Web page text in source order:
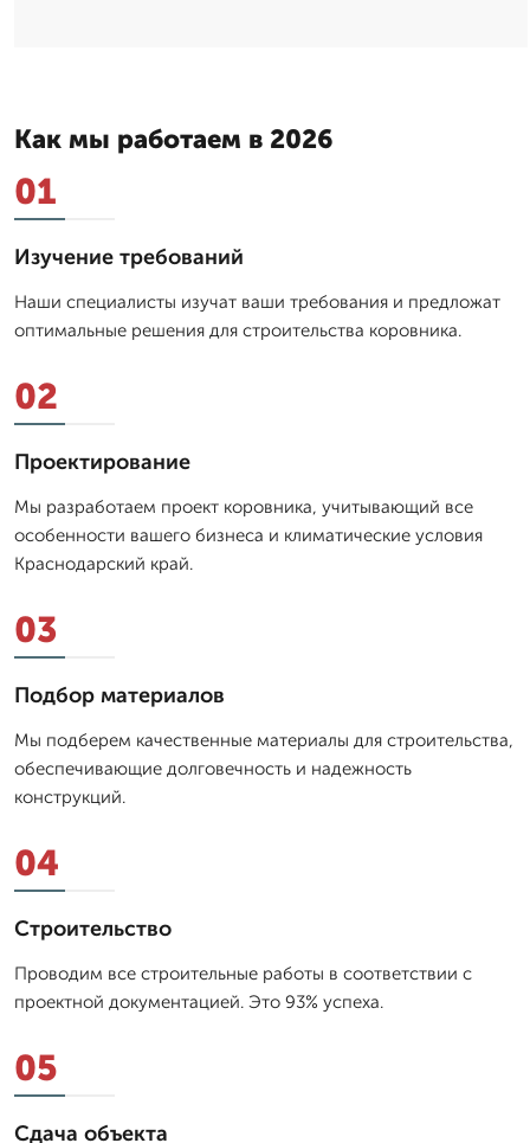
Как мы работаем в 2026
01
Изучение требований
Наши специалисты изучат ваши требования и предложат
оптимальные решения для строительства коровника.
02
Проектирование
Мы разработаем проект коровника, учитывающий все
особенности вашего бизнеса и климатические условия
Краснодарский край.
03
Подбор материалов
Мы подберем качественные материалы для строительства,
обеспечивающие долговечность и надежность
конструкций.
04
Строительство
Проводим все строительные работы в соответствии с
проектной документацией. Это 93% успеха.
05
Сдача объекта